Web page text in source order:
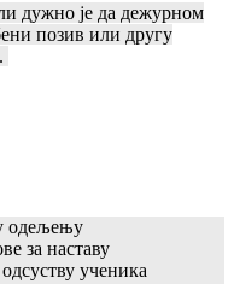
дужно је да дежурном
позив или другу
одељењу
за наставу
ученика